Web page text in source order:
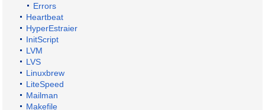
Errors
Heartbeat
HyperEstraier
InitScript
LVM
LVS
Linuxbrew
LiteSpeed
Mailman
Makefile